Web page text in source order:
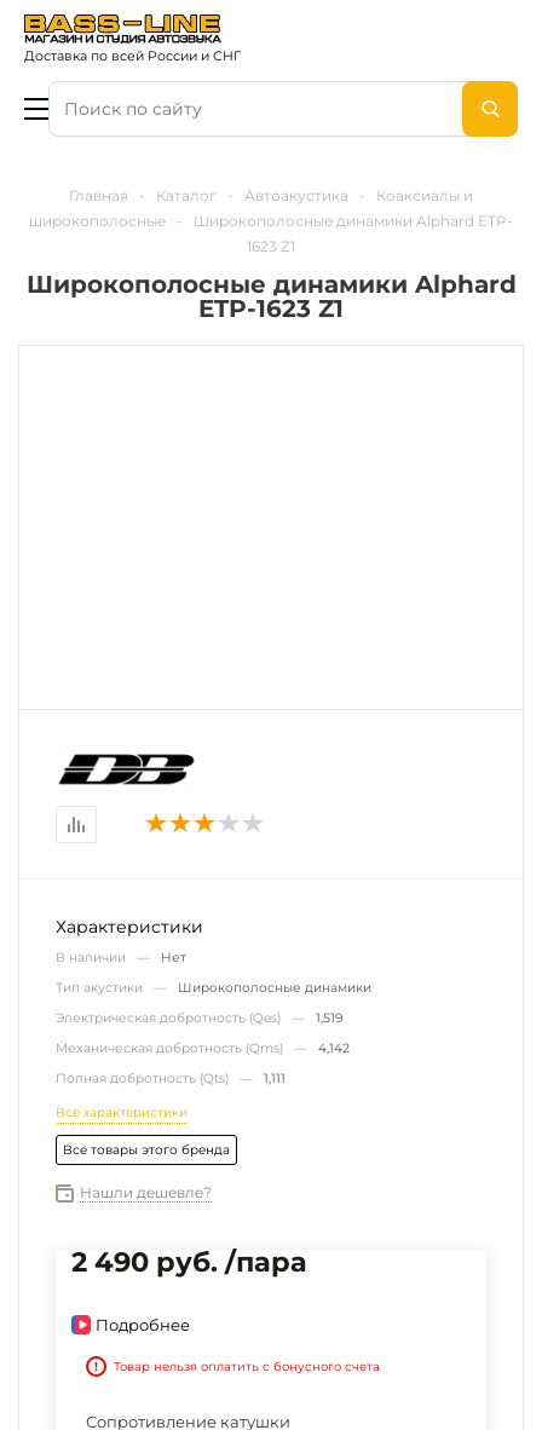
Доставка по всей России и СНГ
Главная - Каталог - Автоакустика -
Коаксиалы и
широкополосные
-
Широкополосные динамики Alphard ETP-
1623 Z1
Широкополосные динамики Alphard
ETP-1623 Z1
Характеристики
В наличии — Нет
Тип акустики — Широкополосные динамики
Электрическая добротность (Qes) — 1,519
Механическая добротность (Qms) — 4,142
Полная добротность (Qts) — 1,111
Все характеристики
Все товары этого бренда
Нашли дешевле?
2 490 руб. /пара
Подробнее
! Товар нельзя оплатить с бонусного счета
Сопротивление катушки